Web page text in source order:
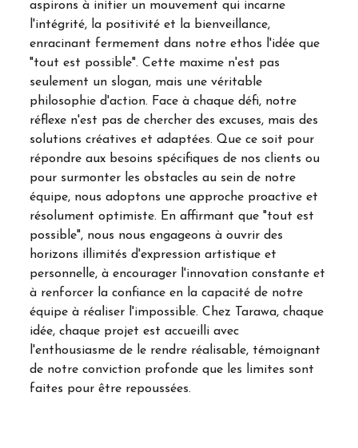
aspirons à initier un mouvement qui incarne
l'intégrité, la positivité et la bienveillance,
enracinant fermement dans notre ethos l'idée que
"tout est possible". Cette maxime n'est pas
seulement un slogan, mais une véritable
philosophie d'action. Face à chaque défi, notre
réflexe n'est pas de chercher des excuses, mais des
solutions créatives et adaptées. Que ce soit pour
répondre aux besoins spécifiques de nos clients ou
pour surmonter les obstacles au sein de notre
équipe, nous adoptons une approche proactive et
résolument optimiste. En affirmant que "tout est
possible", nous nous engageons à ouvrir des
horizons illimités d'expression artistique et
personnelle, à encourager l'innovation constante et
à renforcer la confiance en la capacité de notre
équipe à réaliser l'impossible. Chez Tarawa, chaque
idée, chaque projet est accueilli avec
l'enthousiasme de le rendre réalisable, témoignant
de notre conviction profonde que les limites sont
faites pour être repoussées.